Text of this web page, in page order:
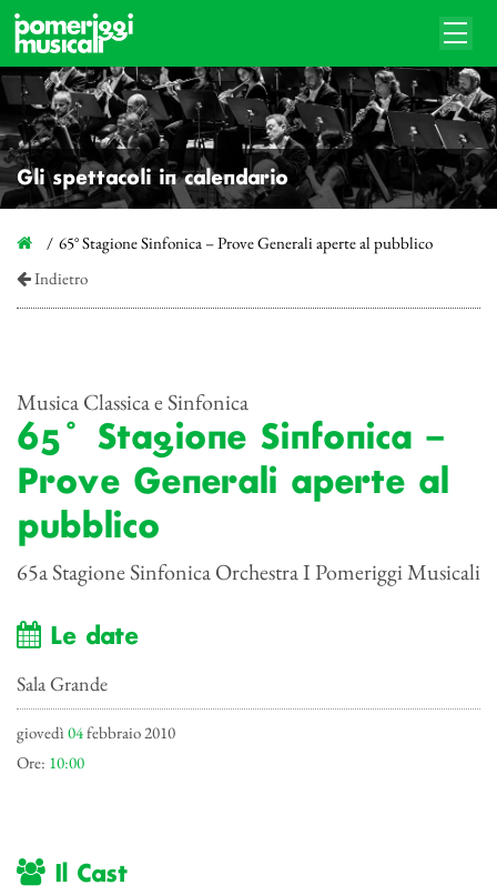
Gli spettacoli in calendario
65° Stagione Sinfonica – Prove Generali aperte al pubblico
Indietro
Musica Classica e Sinfonica
65° Stagione Sinfonica –
Prove Generali aperte al
pubblico
65a Stagione Sinfonica Orchestra I Pomeriggi Musicali
Le date
Sala Grande
giovedì 04febbraio 2010
Ore: 10:00
Il Cast